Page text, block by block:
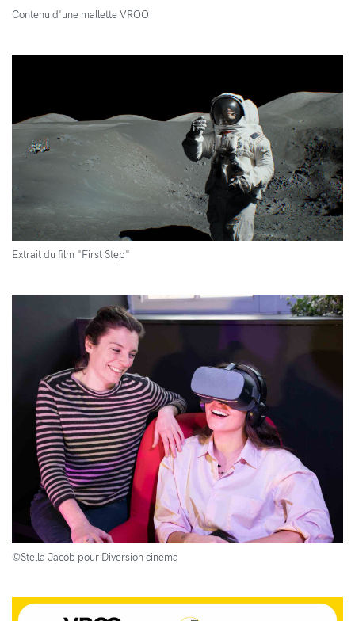
Contenu d'une mallette VROO
Extrait du film "First Step"
©Stella Jacob pour Diversion cinema